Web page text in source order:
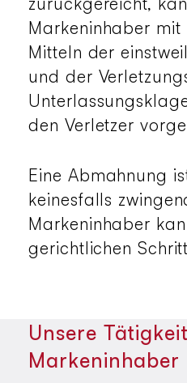
Markeninhaber
Mitteln der
und der
den Verletzer
Eine Abmahnung
keinesfalls
Markeninhaber
gerichtlichen
Unsere
Markeninhaber